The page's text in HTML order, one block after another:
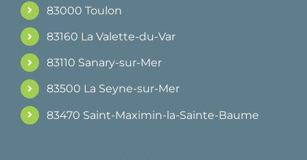
83000 Toulon
83160 La Valette-du-Var
83110 Sanary-sur-Mer
83500 La Seyne-sur-Mer
83470 Saint-Maximin-la-Sainte-Baume